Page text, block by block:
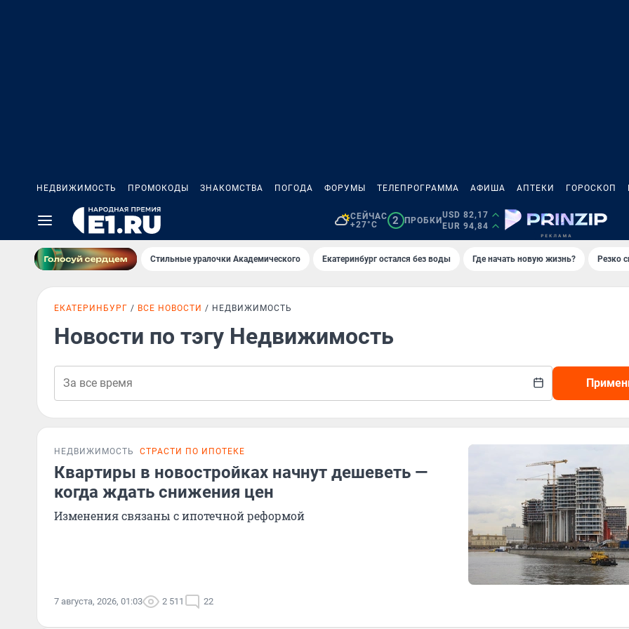
НЕДВИЖИМОСТЬ ПРОМОКОДЫ ЗНАКОМСТВА ПОГОДА ФОРУМЫ ТЕЛЕПРОГРАММА АФИША АПТЕКИ ГОРОСКОП
СЕЙЧАС
+27°C
2 ПРОБКИ
USD 82,17
EUR 94,84
Стильные уралочки Академического Екатеринбург остался без воды Где начать новую жизнь? Резко
ЕКАТЕРИНБУРГ ВСЕ НОВОСТИ НЕДВИЖИМОСТЬ
Новости по тэгу Недвижимость
НЕДВИЖИМОСТЬ СТРАСТИ ПО ИПОТЕКЕ
Квартиры в новостройках начнут дешеветь —
когда ждать снижения цен
Изменения связаны с ипотечной реформой
7 августа, 2026, 01:03 2 511 22